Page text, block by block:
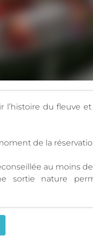
l’histoire du fleuve
de la
au moins
sortie nature